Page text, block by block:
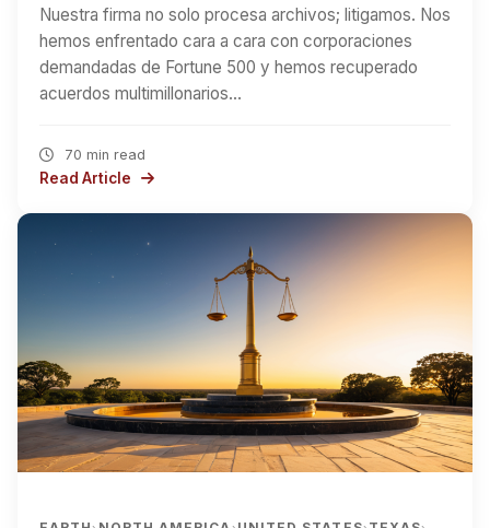
Nuestra firma no solo procesa archivos; litigamos. Nos
hemos enfrentado cara a cara con corporaciones
demandadas de Fortune 500 y hemos recuperado
acuerdos multimillonarios…
70 min read
Read Article